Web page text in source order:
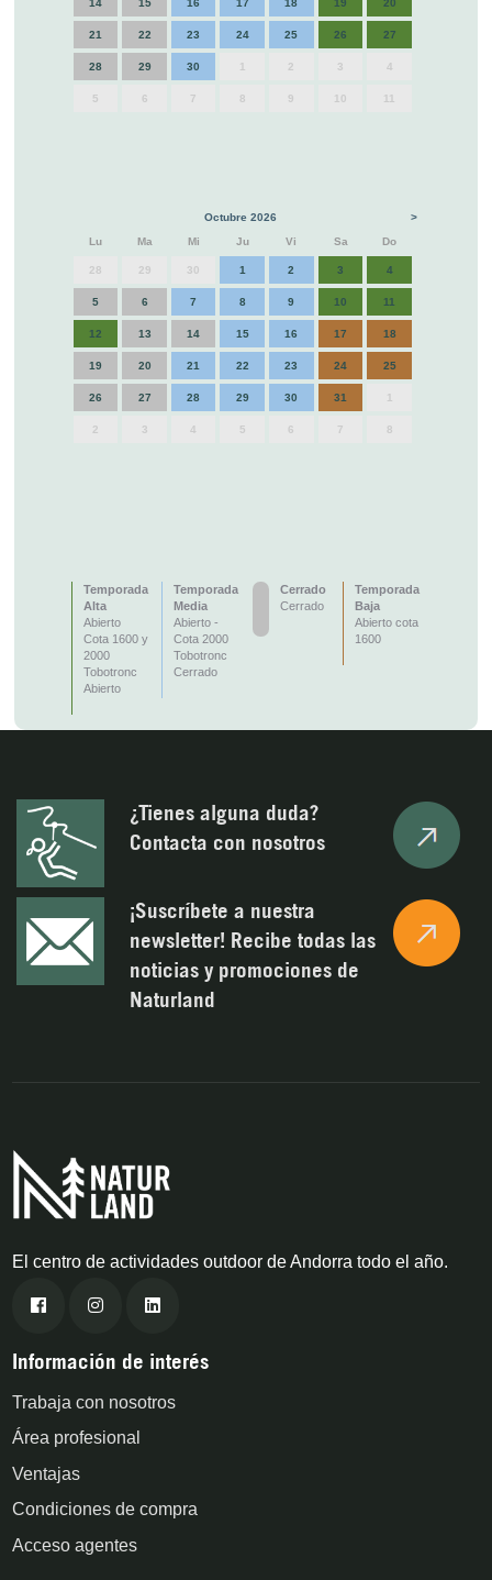
14 15 16 17 18 19 20
21 22 23 24 25 26 27
28 29 30 1 2 3 4
5 6 7 8 9 10 11
Octubre 2026
>
Lu
Ma Mi Ju Vi Sa Do
28 29 30 1 2 3 4
5 6 7 8 9 10 11
12 13 14 15 16 17 18
19 20 21 22 23 24 25
26 27 28 29 30 31 1
2 3 4 5 6 7 8
Temporada
Alta
Abierto
Cota 1600 y
2000
Tobotronc
Abierto
Temporada
Media
Abierto -
Cota 2000
Tobotronc
Cerrado
Cerrado
Cerrado
Temporada
Baja
Abierto cota
1600
¿Tienes alguna duda?
Contacta con nosotros
¡Suscríbete a nuestra
newsletter! Recibe todas las
noticias y promociones de
Naturland
El centro de actividades outdoor de Andorra todo el año.
Información de interés
Trabaja con nosotros
Área profesional
Ventajas
Condiciones de compra
Acceso agentes